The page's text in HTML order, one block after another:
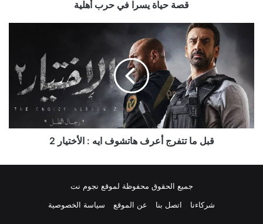
قصة حياة يسرا في حرب أهلية
هاتشوف
ايه
الأختيار
2
قبل ما تتفرج أعرف هاتشوف ايه : الأختيار 2
جميع الحقوق محفوظة لموقع نجوم نت
شركاءنا
اتصل بنا عن الموقع سياسة الخصوصية